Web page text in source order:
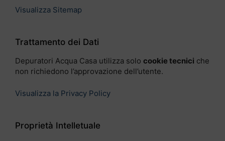
Visualizza Sitemap
Trattamento dei Dati
Depuratori Acqua Casa utilizza solo cookie tecnici che
non richiedono l’approvazione dell’utente.
Visualizza la Privacy Policy
Proprietà Intelletuale